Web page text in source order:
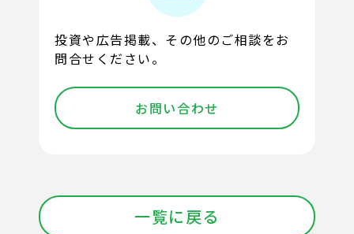
投資や広告掲載、その他のご相談をお
問合せください。
お問い合わせ
一覧に戻る